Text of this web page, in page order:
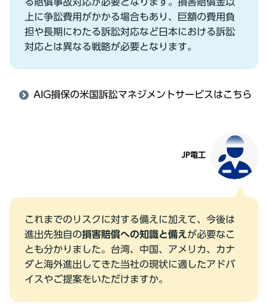
る賠償事故対応が必要となります。損害賠償⾦以
上に争訟費⽤がかかる場合もあり、巨額の費⽤負
担や⻑期にわたる訴訟対応など⽇本における訴訟
対応とは異なる戦略が必要となります。
AIG損保の⽶国訴訟マネジメントサービスはこちら
JP電⼯
これまでのリスクに対する備えに加えて、今後は
進出先独⾃の損害賠償への知識と備え が必要なこ
とも分かりました。台湾、中国、アメリカ、カナ
ダと海外進出してきた当社の現状に適したアドバ
イスやご提案をいただけますか。